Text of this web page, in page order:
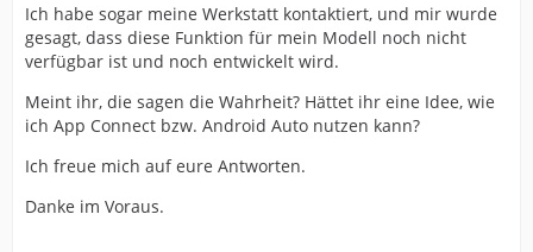
Ich habe sogar meine Werkstatt kontaktiert, und mir wurde
gesagt, dass diese Funktion für mein Modell noch nicht
verfügbar ist und noch entwickelt wird.
Meint ihr, die sagen die Wahrheit? Hättet ihr eine Idee, wie
ich App Connect bzw. Android Auto nutzen kann?
Ich freue mich auf eure Antworten.
Danke im Voraus.